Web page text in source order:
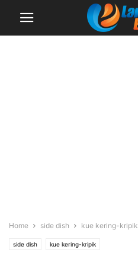
Home side dish kue kering-kripik
side dish kue kering-kripik